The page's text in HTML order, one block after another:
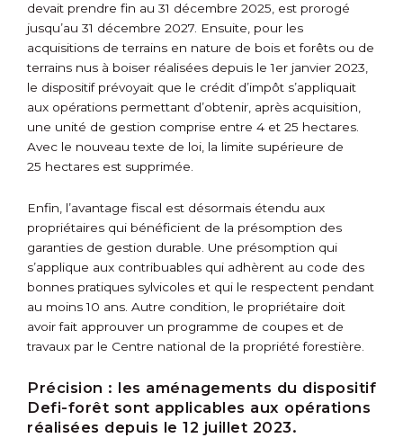
devait prendre fin au 31 décembre 2025, est prorogé
jusqu’au 31 décembre 2027. Ensuite, pour les
acquisitions de terrains en nature de bois et forêts ou de
terrains nus à boiser réalisées depuis le 1er janvier 2023,
le dispositif prévoyait que le crédit d’impôt s’appliquait
aux opérations permettant d’obtenir, après acquisition,
une unité de gestion comprise entre 4 et 25 hectares.
Avec le nouveau texte de loi, la limite supérieure de
25 hectares est supprimée.
Enfin, l’avantage fiscal est désormais étendu aux
propriétaires qui bénéficient de la présomption des
garanties de gestion durable. Une présomption qui
s’applique aux contribuables qui adhèrent au code des
bonnes pratiques sylvicoles et qui le respectent pendant
au moins 10 ans. Autre condition, le propriétaire doit
avoir fait approuver un programme de coupes et de
travaux par le Centre national de la propriété forestière.
Précision : les aménagements du dispositif
Defi-forêt sont applicables aux opérations
réalisées depuis le 12 juillet 2023.